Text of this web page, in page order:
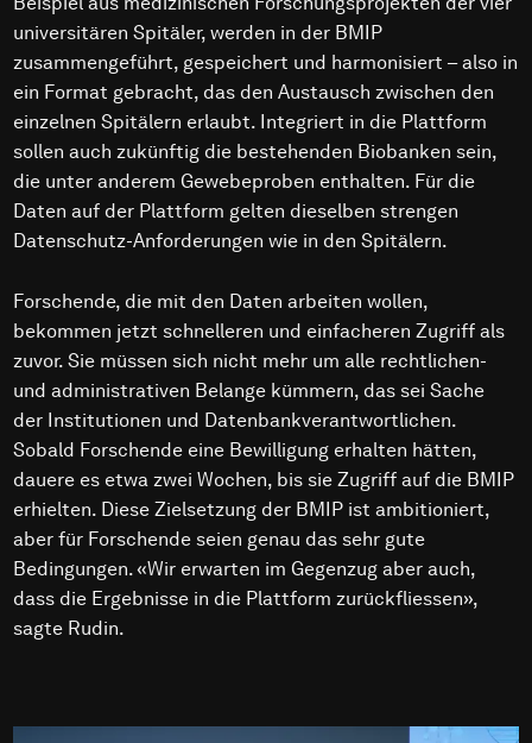
universitären Spitäler, werden in der BMIP
zusammengeführt, gespeichert und harmonisiert – also in
ein Format gebracht, das den Austausch zwischen den
einzelnen Spitälern erlaubt. Integriert in die Plattform
sollen auch zukünftig die bestehenden Biobanken sein,
die unter anderem Gewebeproben enthalten. Für die
Daten auf der Plattform gelten dieselben strengen
Datenschutz-Anforderungen wie in den Spitälern.
Forschende, die mit den Daten arbeiten wollen,
bekommen jetzt schnelleren und einfacheren Zugriff als
zuvor. Sie müssen sich nicht mehr um alle rechtlichen-
und administrativen Belange kümmern, das sei Sache
der Institutionen und Datenbankverantwortlichen.
Sobald Forschende eine Bewilligung erhalten hätten,
dauere es etwa zwei Wochen, bis sie Zugriff auf die BMIP
erhielten. Diese Zielsetzung der BMIP ist ambitioniert,
aber für Forschende seien genau das sehr gute
Bedingungen. «Wir erwarten im Gegenzug aber auch,
dass die Ergebnisse in die Plattform zurückfliessen»,
sagte Rudin.